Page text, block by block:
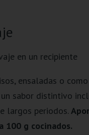
ensaladas o
sabor distintivo
largos periodos.
100 g cocinados.